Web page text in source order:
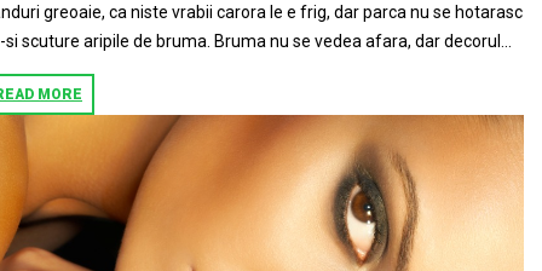
greoaie, ca niste vrabii carora le e frig, dar parca nu se hotarasc
si scuture aripile de bruma. Bruma nu se vedea afara, dar decorul...
MORE